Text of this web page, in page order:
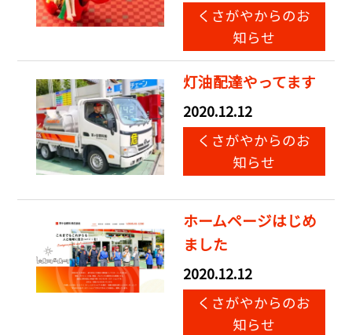
くさがやからのお
知らせ
灯油配達やってます
2020.12.12
くさがやからのお
知らせ
ホームページはじめ
ました
2020.12.12
くさがやからのお
知らせ